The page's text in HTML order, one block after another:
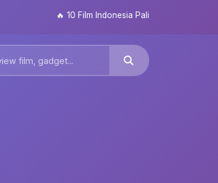
10 Film Indonesia Paling Ditunggu 2026: